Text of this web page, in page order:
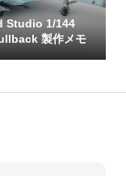
Studio 1/144
製作メモ